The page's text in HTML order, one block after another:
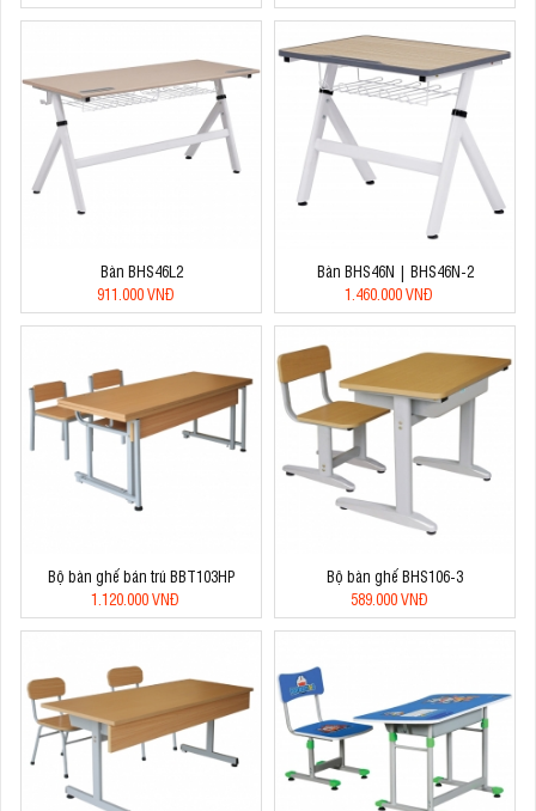
Bàn BHS46L2
911.000 VNĐ
Bàn BHS46N | BHS46N-2
1.460.000 VNĐ
Bộ bàn ghế bán trú BBT103HP
1.120.000 VNĐ
Bộ bàn ghế BHS106-3
589.000 VNĐ